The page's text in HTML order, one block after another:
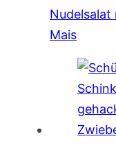
Nudelsalat
Mais